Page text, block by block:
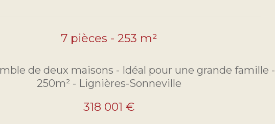
7 pièces - 253 m²
de deux maisons - Idéal pour une grande famille -
250m² - Lignières-Sonneville
318 001 €